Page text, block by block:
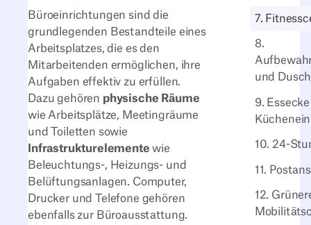
7.
8.
und
9.
10. 24-
11.
12.
Büroeinrichtungen sind die
grundlegenden Bestandteile eines
Arbeitsplatzes, die es den
Mitarbeitenden ermöglichen, ihre
Aufgaben effektiv zu erfüllen.
Dazu gehören physische Räume
wie Arbeitsplätze, Meetingräume
und Toiletten sowie
Infrastrukturelemente wie
Beleuchtungs-, Heizungs- und
Belüftungsanlagen. Computer,
Drucker und Telefone gehören
ebenfalls zur Büroausstattung.